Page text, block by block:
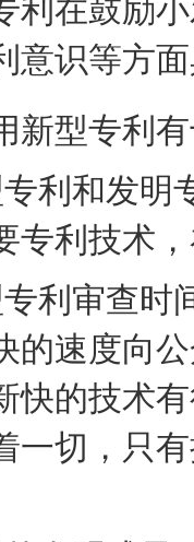
利在鼓励
意识等方
型专利有
利和发明
专利技术
审查时
的速度向
快的技术
一切，只